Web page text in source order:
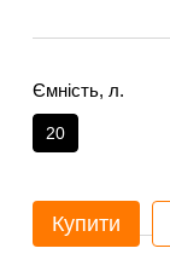
Ємність, л.
20
Купити